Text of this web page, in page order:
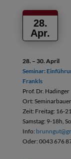
28.
Apr.
28. – 30. April
Seminar:
Frankls
Prof. Dr. Hadinger
Ort:
Zeit: Freitag: 16-
Samstag: 9-18h,
Info:
Oder: 0043 676